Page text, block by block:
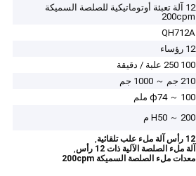
12 آلة تعبئة أوتوماتيكية للصلصة السميكة
200cpm
QH712A
12 رؤساء
100 250 علبة / دقيقة
210 جم ～ 1000 جم
ф74 ～ 100 ملم
H50 ～ 200 م
12 رأس آلة ملء علب تلقائية ,
آلة ملء الصلصة الآلية ذات 12 رأس ,
معدات ملء الصلصة السميكة 200cpm